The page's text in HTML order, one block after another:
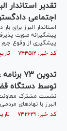
تقدیر استاندار
اجتماعی
استاندار البرز برای
پیشگیرانه صورت
پیشگیری از وقوع جرم
کد خبر: ۷۴۴۵۱۲ تاریخ انتشار : ۱۴۰۰/۰۵/۰۴
تدوین
توسط دستگاه
نشست مشترک معاونت
البرز با نهاد‌های
کد خبر: ۷۴۲۶۲۹ تاریخ انتشار : ۱۴۰۰/۰۴/۲۸